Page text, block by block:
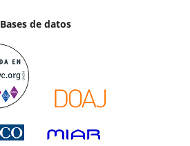
Bases de datos